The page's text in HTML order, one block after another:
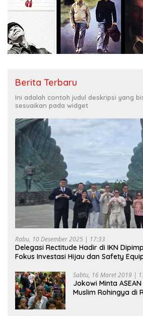
Berita Terbaru
Ini adalah contoh judul deskripsi yang
sesuaikan pada widget
Rabu, 10 Desember 2025 | 17:33
Delegasi Rectitude Hadir di IKN
Fokus Investasi Hijau dan Safety
Sabtu, 16 Maret 2019 |
Jokowi Minta
Muslim Rohingya di